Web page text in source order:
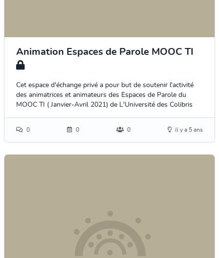
Animation Espaces de Parole MOOC TI
Cet espace d'échange privé a pour but de soutenir l'activité
des animatrices et animateurs des Espaces de Parole du
MOOC TI ( Janvier-Avril 2021) de L'Université des Colibris
0 0 0 il y a 5 ans